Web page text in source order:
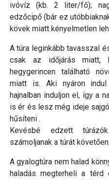
ivóvíz (kb. 2 liter/fő);
edzőcipő (bár ez
kövek miatt kényelmetlen
A túra leginkább tavasszal
csak az időjárás miatt,
hegygerincen található
miatt is. Aki nyáron indul
hajnalban induljon el, így a
is ér és lesz még ideje
hűsíteni .
Kevésbé edzett
számoljanak a túrát követően.
A gyalogtúra nem halad
haladás megterheli a